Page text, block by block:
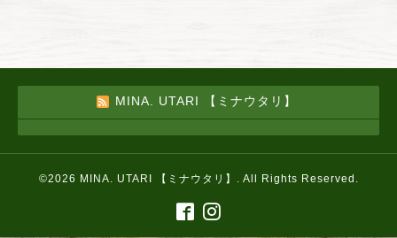
MINA. UTARI 【ミナウタリ】
©2026 MINA. UTARI 【ミナウタリ】 . All Rights Reserved.